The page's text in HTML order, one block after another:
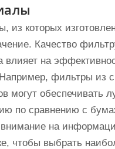
из которых
Качество
влияет на
фильтры из
могут обеспечивать
по сравнению с
на
чтобы выбрать